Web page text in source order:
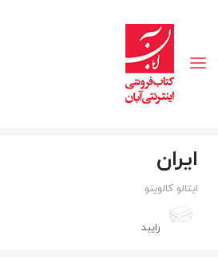
ایران
ایتالو کالوینو
رایبد